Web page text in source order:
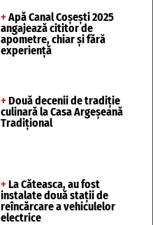
+ Apă Canal Coșești 2025
angajează cititor de
apometre, chiar și fără
experiență
+ Două decenii de tradiție
culinară la Casa Argeșeană
Tradițional
+ La Căteasca, au fost
instalate două stații de
reîncărcare a vehiculelor
electrice